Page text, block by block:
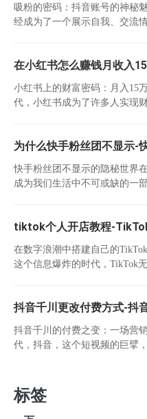
吸粉的密码：抖音账号的神秘
经成为了一个展示自我、交流
在小红书怎么赚钱月收入
小红书上的财富密码：月入15
代，小红书成为了许多人实现
为什么快手粉丝团不显示-
快手粉丝团不显示的隐秘世界
成为我们生活中不可或缺的一
tiktok个人开店教程-
在数字浪潮中搭建自己的
这个信息爆炸的时代，TikTok
抖音千川更改付费方式-抖
抖音千川的付费之变：一场营
代，抖音，这个短视频的巨擘
标签